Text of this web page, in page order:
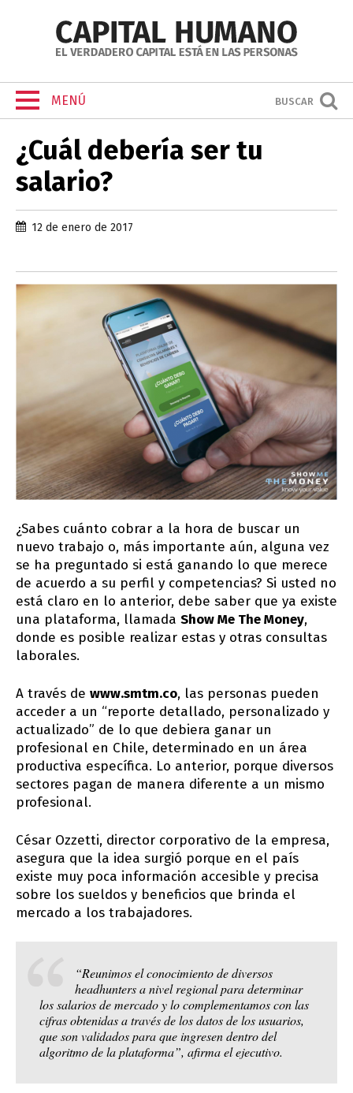
MENÚ BUSCAR
¿Cuál debería ser tu
salario?
12 de enero de 2017
¿Sabes cuánto cobrar a la hora de buscar un
nuevo trabajo o, más importante aún, alguna vez
se ha preguntado si está ganando lo que merece
de acuerdo a su perfil y competencias? Si usted no
está claro en lo anterior, debe saber que ya existe
una plataforma, llamada Show Me The Money,
donde es posible realizar estas y otras consultas
laborales.
A través de www.smtm.co, las personas pueden
acceder a un “reporte detallado, personalizado y
actualizado” de lo que debiera ganar un
profesional en Chile, determinado en un área
productiva específica. Lo anterior, porque diversos
sectores pagan de manera diferente a un mismo
profesional.
César Ozzetti, director corporativo de la empresa,
asegura que la idea surgió porque en el país
existe muy poca información accesible y precisa
sobre los sueldos y beneficios que brinda el
mercado a los trabajadores.
“Reunimos el conocimiento de diversos
headhunters a nivel regional para determinar
los salarios de mercado y lo complementamos con las
cifras obtenidas a través de los datos de los usuarios,
que son validados para que ingresen dentro del
algoritmo de la plataforma”, afirma el ejecutivo.